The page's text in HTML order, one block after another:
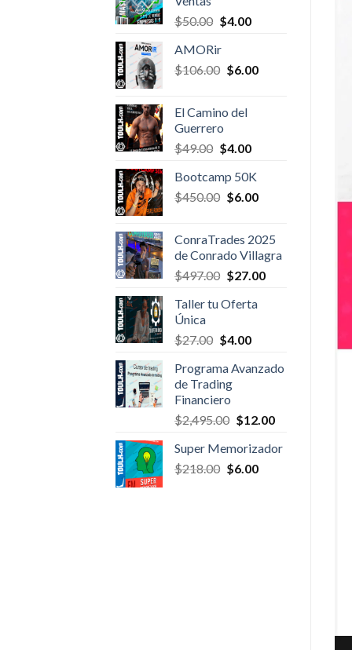
$50.00 Original
was:
$50.00.
$4.00Current
$4.00.
AMORir
$106.00 Original
$106.00.
$6.00Current
El Camino del
Guerrero
$49.00 Original
was:
$49.00.
$4.00Current
is:
$4.00.
Bootcamp 50K
$450.00 Original
$450.00.
$6.00Current
$6.00.
ConraTrades 2025
de Conrado Villagra
$497.00 Original
was:
$27.00Current
Taller tu Oferta
Única
$27.00 Original
was:
$27.00.
$4.00Current
is:
Programa Avanzado
de Trading
Financiero
$2,495.00 Original
was:
$2,495.00.
$12.00Current
is:
Super Memorizador
$218.00 Original
$6.00Current